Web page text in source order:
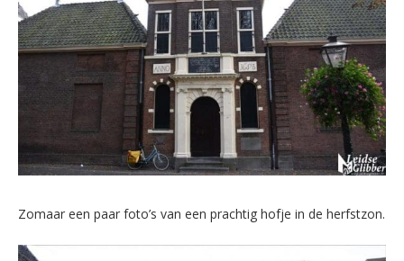
Zomaar een paar foto’s van een prachtig hofje in de herfstzon.